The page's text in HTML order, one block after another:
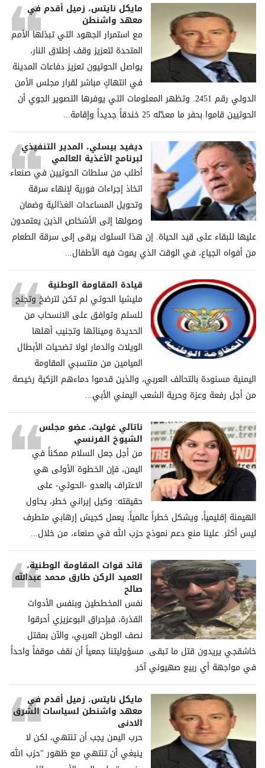
مايكل نايتس، زميل أقدم في
معهد واشنطن
مع استمرار الجهود التي تبذلها الأمم
المتحدة لتعزيز وقف إطلاق النار،
يواصل الحوثيون تعزيز دفاعات المدينة
في انتهاكٍ مباشر لقرار مجلس الأمن
الدولي رقم 2451. وتظهر المعلومات التي يوفرها التصوير الجوي أن
الحوثيين قاموا بحفر ما معدّله 25 خندقاً جديداً وإقامة...
ديفيد بيسلي، المدير التنفيذي
لبرنامج الأغذية العالمي
أطلب من سلطات الحوثيين في صنعاء
اتخاذ إجراءات فورية لإنهاء سرقة
وتحويل المساعدات الغذائية وضمان
وصولها إلى الأشخاص الذين يعتمدون
عليها للبقاء على قيد الحياة. إن هذا السلوك يرقى إلى سرقة الطعام
من أفواه الجياع، في الوقت الذي يموت فيه الأطفال...
قيادة المقاومة الوطنية
مليشيا الحوثي لم تكن لترضخ وتجنح
للسلم وتوافق على الانسحاب من
الحديدة ومينائها وتجنيب أهلها
الويلات والدمار لولا تضحيات الأبطال
الميامين من منتسبي المقاومة
اليمنية مسنودة بالتحالف العربي، والذين قدموا دماءهم الزكية رخيصة
من أجل رفعة وعزة وحرية الشعب اليمني الأبي...
ناتالي غوليت، عضو مجلس
الشيوخ الفرنسي
من أجل جعل السلام ممكناً في
اليمن، فإن الخطوة الأولى هي
الاعتراف بالعدو -الحوثي- على
حقيقته: وكيل إيراني خطر، يحاول
الهيمنة إقليمياً، ويشكل خطراً عالمياً، يعمل كجيش إرهابي متطرف
ليس أكثر. علينا منع دعم نموذج حزب الله في صنعاء، من خلال...
قائد قوات المقاومة الوطنية،
العميد الركن طارق محمد عبدالله
صالح
نفس المخططين وبنفس الأدوات
القذرة، فبإحراق البوعزيزي أحرقوا
نصف الوطن العربي، والآن بمقتل
خاشقجي يريدون قتل ما تبقى. مسؤوليتنا جمعياً أن نقف موقفاً واحداً
في مواجهة أي ربيع صهيوني آخر.
مايكل نايتس، زميل أقدم في
معهد واشنطن لسياسات الشرق
الادنى
حرب اليمن يجب أن تنتهي، لكن لا
ينبغي أن تنتهي مع ظهور "حزب الله